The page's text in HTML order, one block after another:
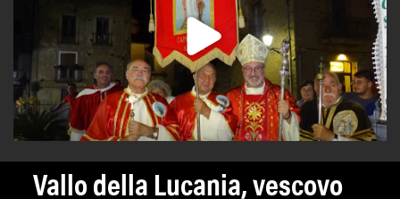
Vallo della Lucania, vescovo